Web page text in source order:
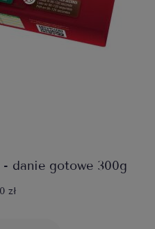
danie gotowe 300g
zł